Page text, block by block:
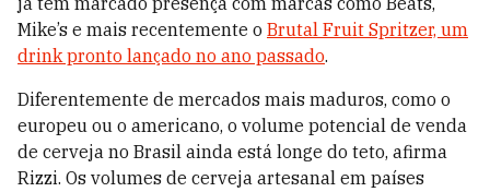
Mike’s e mais recentemente o Brutal Fruit Spritzer, um
drink pronto lançado no ano passado.
Diferentemente de mercados mais maduros, como o
europeu ou o americano, o volume potencial de venda
de cerveja no Brasil ainda está longe do teto, afirma
Rizzi. Os volumes de cerveja artesanal em países